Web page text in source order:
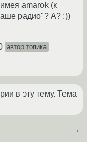
amarok (к
радио"? А? :))
автор топика
в эту тему. Тема
→